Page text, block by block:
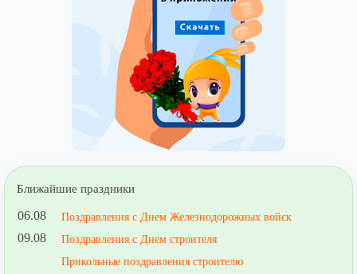
Ближайшие праздники
06.08 Поздравления с Днем Железнодорожных войск
09.08
Поздравления с Днем строителя
Прикольные поздравления строителю